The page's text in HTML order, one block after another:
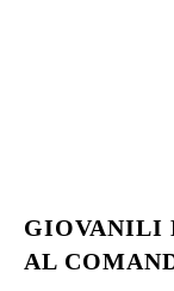
GIOVANILI
AL